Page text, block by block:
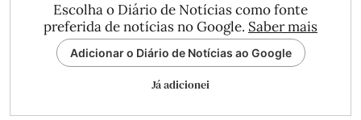
Escolha o Diário de Notícias como fonte
preferida de notícias no Google. Saber mais
Adicionar o Diário de Notícias ao Google
Já adicionei